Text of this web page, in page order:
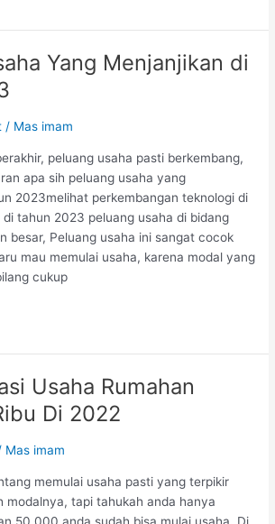
Yang Menjanjikan di
/ Mas imam
peluang usaha pasti berkembang,
apa sih peluang usaha yang
2023melihat perkembangan teknologi di
tahun 2023 peluang usaha di bidang
besar, Peluang usaha ini sangat cocok
mau memulai usaha, karena modal yang
cukup
Usaha Rumahan
Di 2022
Mas imam
memulai usaha pasti yang terpikir
modalnya, tapi tahukah anda hanya